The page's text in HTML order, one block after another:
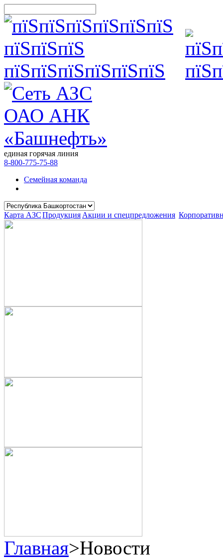
единая горячая линия
8-800-775-75-88
Семейная команда
Карта АЗСПродукция Акции и спецпредложения
Главная>Новости